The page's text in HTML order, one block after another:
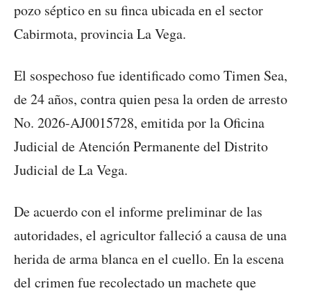
pozo séptico en su finca ubicada en el sector
Cabirmota, provincia La Vega.
El sospechoso fue identificado como Timen Sea,
de 24 años, contra quien pesa la orden de arresto
No. 2026-AJ0015728, emitida por la Oficina
Judicial de Atención Permanente del Distrito
Judicial de La Vega.
De acuerdo con el informe preliminar de las
autoridades, el agricultor falleció a causa de una
herida de arma blanca en el cuello. En la escena
del crimen fue recolectado un machete que